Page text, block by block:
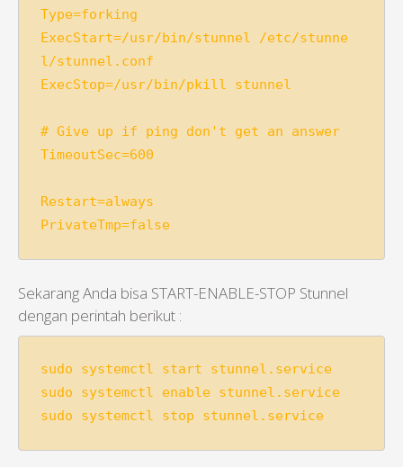
Type=forking
ExecStart=/usr/bin/stunnel /etc/stunne
l/stunnel.conf
ExecStop=/usr/bin/pkill stunnel
# Give up if ping don't get an answer
TimeoutSec=600
Restart=always
PrivateTmp=false
Sekarang Anda bisa START-ENABLE-STOP Stunnel
dengan perintah berikut :
sudo systemctl start stunnel.service
sudo systemctl enable stunnel.service
sudo systemctl stop stunnel.service